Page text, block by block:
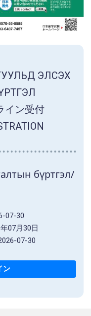
ЭЛСЭХ
イン受付
бүртгэл/
07-30
07月30日
07-30
ン